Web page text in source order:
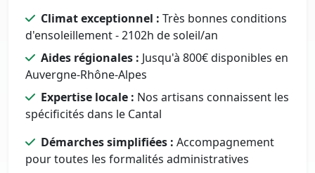
Climat exceptionnel : Très bonnes conditions
d'ensoleillement - 2102h de soleil/an
Aides régionales : Jusqu'à 800€ disponibles en
Auvergne-Rhône-Alpes
Expertise locale : Nos artisans connaissent les
spécificités dans le Cantal
Démarches simplifiées : Accompagnement
pour toutes les formalités administratives